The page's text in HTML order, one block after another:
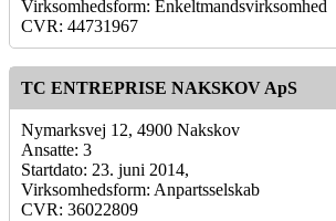
Virksomhedsform: Enkeltmandsvirksomhed
CVR: 44731967
TC ENTREPRISE NAKSKOV ApS
Nymarksvej 12, 4900 Nakskov
Ansatte: 3
Startdato: 23. juni 2014,
Virksomhedsform: Anpartsselskab
CVR: 36022809